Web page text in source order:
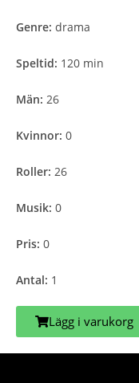
Genre: drama
Speltid: 120 min
Män: 26
Kvinnor: 0
Roller: 26
Musik: 0
Pris: 0
Antal: 1
Lägg i varukorg